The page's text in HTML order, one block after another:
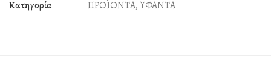
Κατηγορία ΠΡΟΪΟΝΤΑ,ΥΦΑΝΤΑ